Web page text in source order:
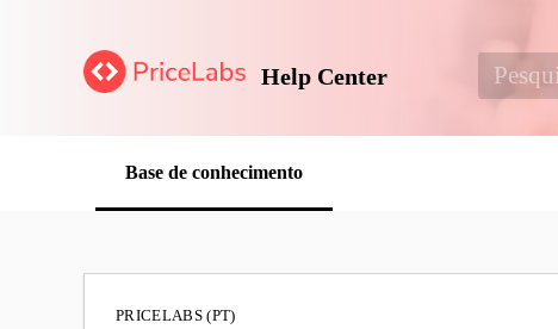
Help Center
Base de conhecimento
PRICELABS (PT)